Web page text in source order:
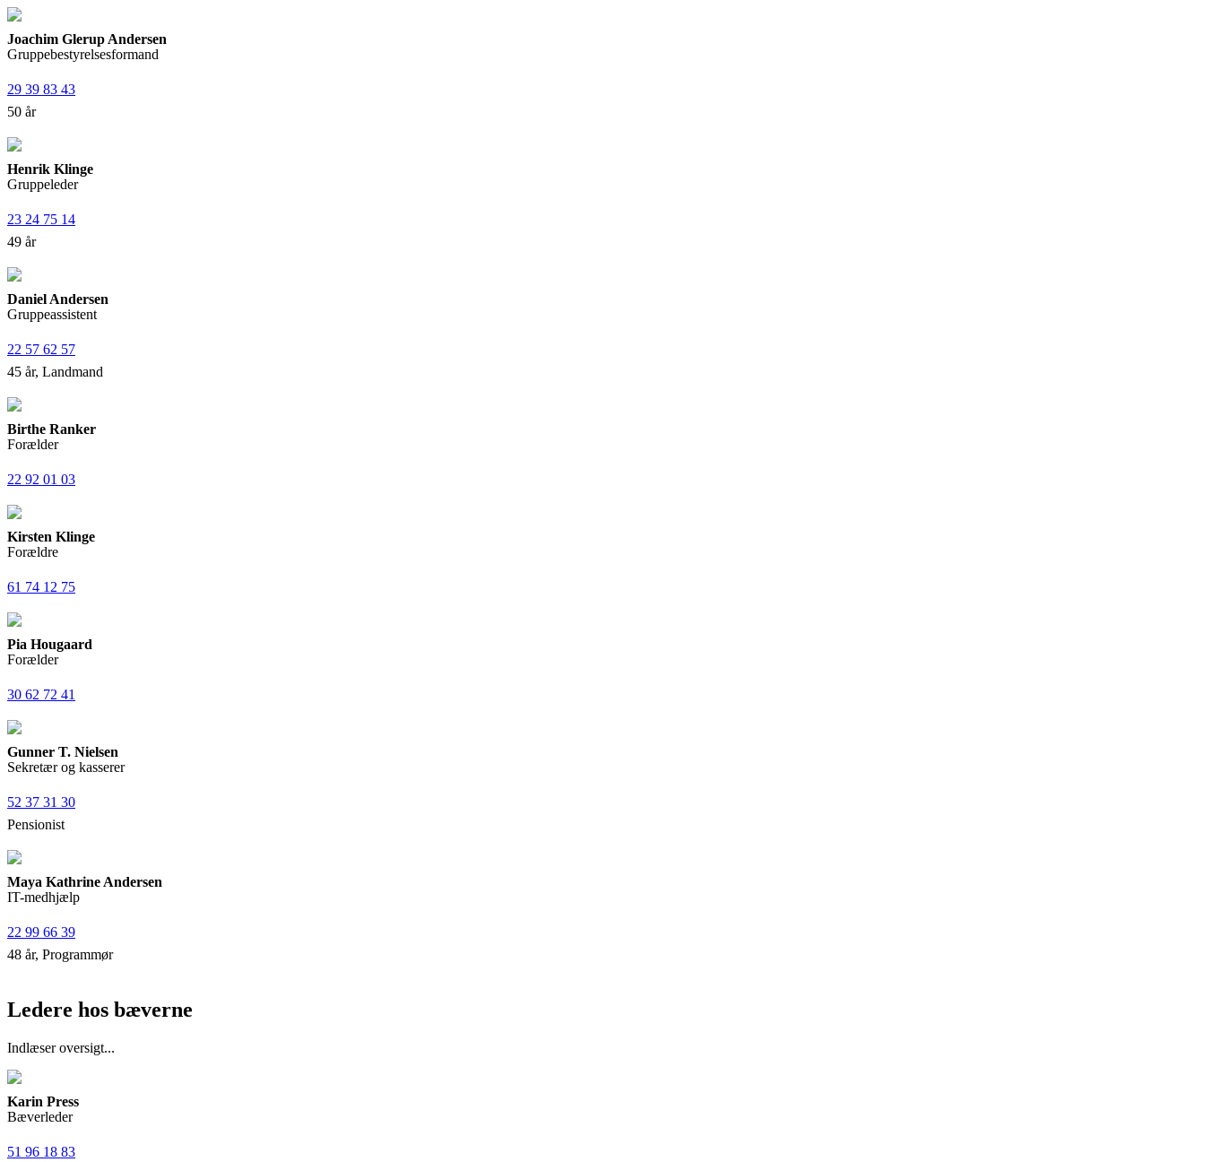
Joachim Glerup Andersen
Gruppebestyrelsesformand
29 39 83 43
50 år
Henrik Klinge
Gruppeleder
23 24 75 14
49 år
Daniel Andersen
Gruppeassistent
22 57 62 57
45 år, Landmand
Birthe Ranker
Forælder
22 92 01 03
Kirsten Klinge
Forældre
61 74 12 75
Pia Hougaard
Forælder
30 62 72 41
Gunner T. Nielsen
Sekretær og kasserer
52 37 31 30
Pensionist
Maya Kathrine Andersen
IT-medhjælp
22 99 66 39
48 år, Programmør
Ledere hos bæverne
Indlæser oversigt...
Karin Press
Bæverleder
51 96 18 83